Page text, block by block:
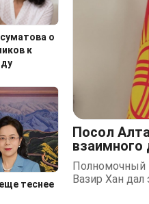
о
к
Посол
взаимного
Полномочный
Вазир Хан
теснее